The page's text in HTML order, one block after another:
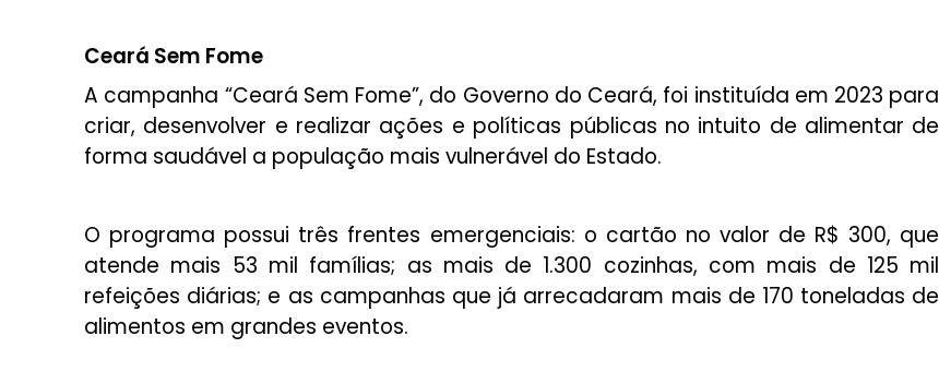
Ceará Sem Fome
A campanha “Ceará Sem Fome”, do Governo do Ceará, foi instituída em 2023 para
criar, desenvolver e realizar ações e políticas públicas no intuito de alimentar de
forma saudável a população mais vulnerável do Estado.
O programa possui três frentes emergenciais: o cartão no valor de R$ 300, que
atende mais 53 mil famílias; as mais de 1.300 cozinhas, com mais de 125 mil
refeições diárias; e as campanhas que já arrecadaram mais de 170 toneladas de
alimentos em grandes eventos.